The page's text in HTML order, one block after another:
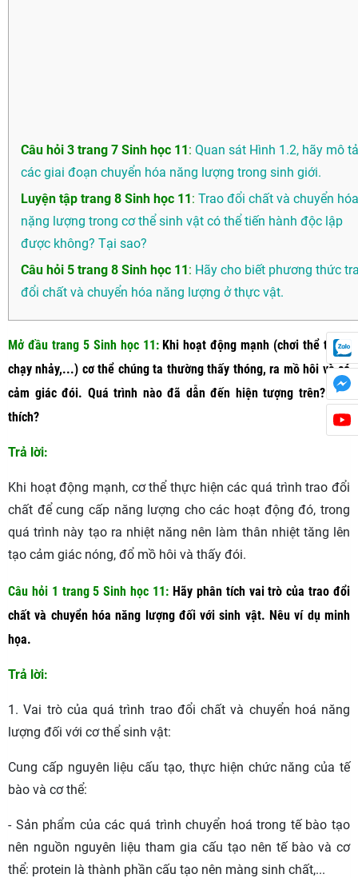
Câu hỏi 3 trang 7 Sinh học 11: Quan sát Hình 1.2, hãy mô tả
các giai đoạn chuyển hóa năng lượng trong sinh giới.
Luyện tập trang 8 Sinh học 11: Trao đổi chất và chuyển hóa
nặng lượng trong cơ thể sinh vật có thể tiến hành độc lập
được không? Tại sao?
Câu hỏi 5 trang 8 Sinh học 11: Hãy cho biết phương thức
đổi chất và chuyển hóa năng lượng ở thực vật.
Mở đầu trang 5 Sinh học 11:Khi hoạt động mạnh (chơi thể thao,
chạy nhảy,...) cơ thể chúng ta thường thấy thóng, ra mồ hôi và có
cảm giác đói. Quá trình nào đã dẫn đến hiện tượng trên? Giải
thích?
Trả lời:
Khi hoạt động mạnh, cơ thể thực hiện các quá trình trao đổi
chất để cung cấp năng lượng cho các hoạt động đó, trong
quá trình này tạo ra nhiệt năng nên làm thân nhiệt tăng lên
tạo cảm giác nóng, đổ mồ hôi và thấy đói.
Câu hỏi 1 trang 5 Sinh học 11: Hãy phân tích vai trò của trao đổi
chất và chuyển hóa năng lượng đối với sinh vật. Nêu ví dụ minh
họa.
Trả lời:
1. Vai trò của quá trình trao đổi chất và chuyển hoá năng
lượng đối với cơ thể sinh vật:
Cung cấp nguyên liệu cấu tạo, thực hiện chức năng của tế
bào và cơ thể:
- Sản phẩm của các quá trình chuyển hoá trong tế bào tạo
nên nguồn nguyên liệu tham gia cấu tạo nên tế bào và cơ
thể: protein là thành phần cấu tạo nên màng sinh chất,...